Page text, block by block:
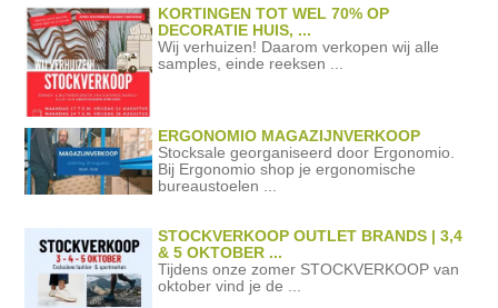
KORTINGEN TOT WEL 70% OP
DECORATIE HUIS, ...
Wij verhuizen! Daarom verkopen wij alle
samples, einde reeksen ...
ERGONOMIO MAGAZIJNVERKOOP
Stocksale georganiseerd door Ergonomio.
Bij Ergonomio shop je ergonomische
bureaustoelen ...
STOCKVERKOOP OUTLET BRANDS | 3,4
& 5 OKTOBER ...
Tijdens onze zomer STOCKVERKOOP van
oktober vind je de ...